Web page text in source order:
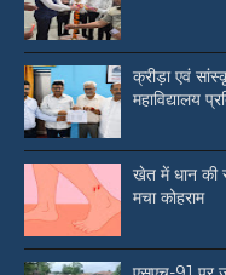
क्रीड़ा एवं
महाविद्यालय
खेत में धान की
मचा कोहराम